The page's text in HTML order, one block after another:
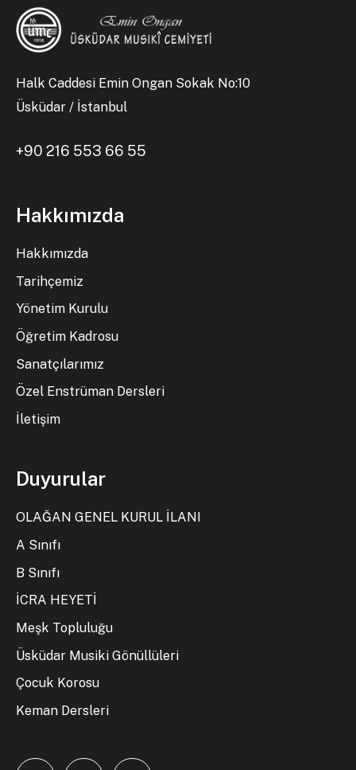
Halk Caddesi Emin Ongan Sokak No:10
Üsküdar / İstanbul
+90 216 553 66 55
Hakkımızda
Hakkımızda
Tarihçemiz
Yönetim Kurulu
Öğretim Kadrosu
Sanatçılarımız
Özel Enstrüman Dersleri
İletişim
Duyurular
OLAĞAN GENEL KURUL İLANI
A Sınıfı
B Sınıfı
İCRA HEYETİ
Meşk Topluluğu
Üsküdar Musiki Gönüllüleri
Çocuk Korosu
Keman Dersleri